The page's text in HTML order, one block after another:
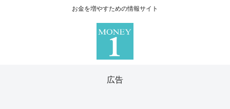
お金を増やすための情報サイト
広告